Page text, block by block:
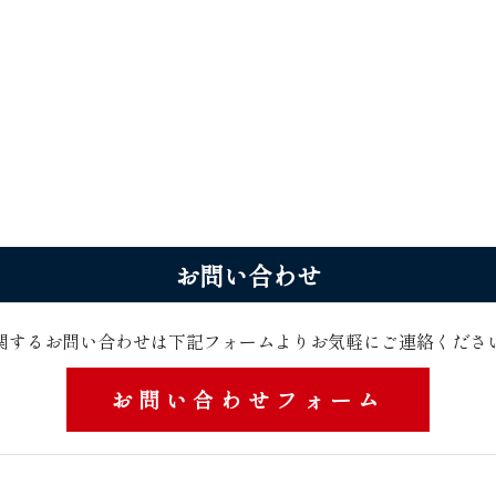
お問 い 合 わ せ
するお問い合わせは下記フォームよりお気軽にご連絡くださ
お問い合わせフォーム